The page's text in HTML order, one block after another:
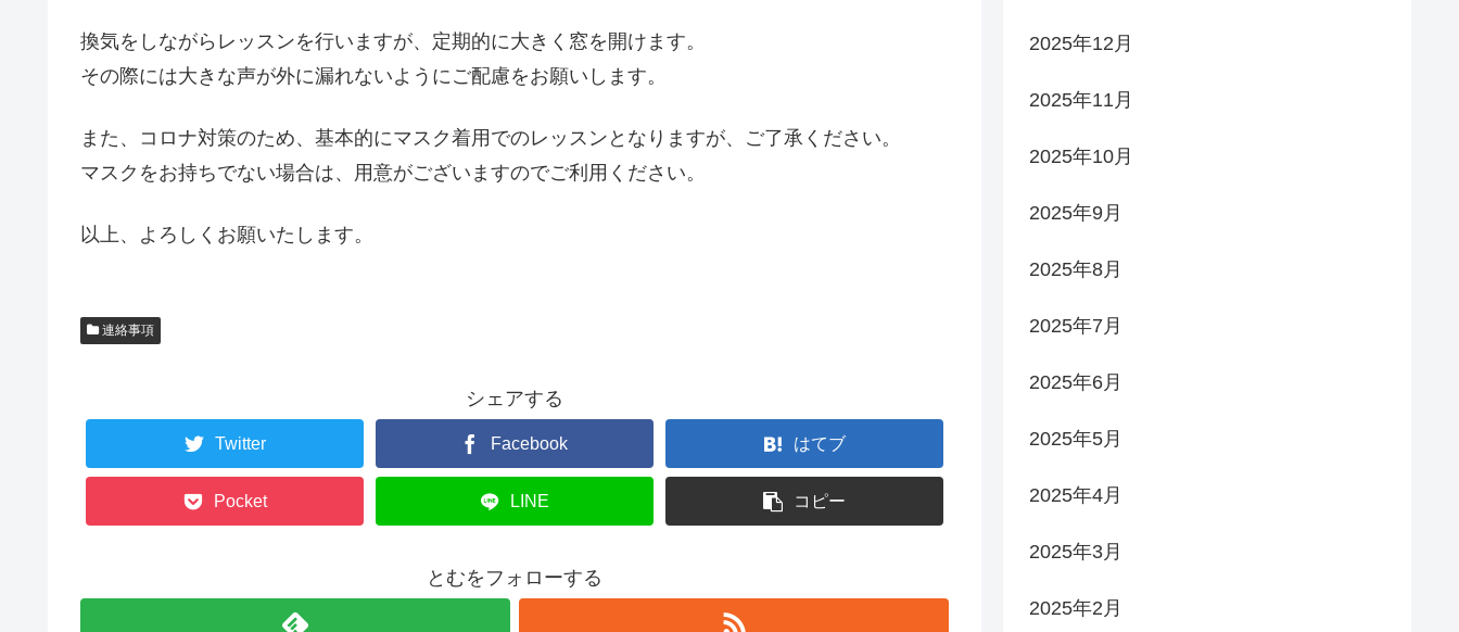
換気をしながらレッスンを行いますが、定期的に大きく窓を開けます。
その際には大きな声が外に漏れないようにご配慮をお願いします。
また、コロナ対策のため、基本的にマスク着用でのレッスンとなりますが、ご了承ください。
マスクをお持ちでない場合は、用意がございますのでご利用ください。
以上、よろしくお願いたします。
連絡事項
シェアする
Twitter Facebook はてブ
Pocket LINE コピー
とむをフォローする
2025年12月
2025年11月
2025年10月
2025年9月
2025年8月
2025年7月
2025年6月
2025年5月
2025年4月
2025年3月
2025年2月